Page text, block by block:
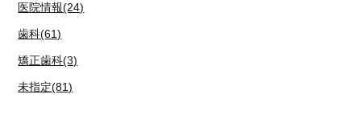
医院情報(24)
歯科(61)
矯正歯科(3)
未指定(81)